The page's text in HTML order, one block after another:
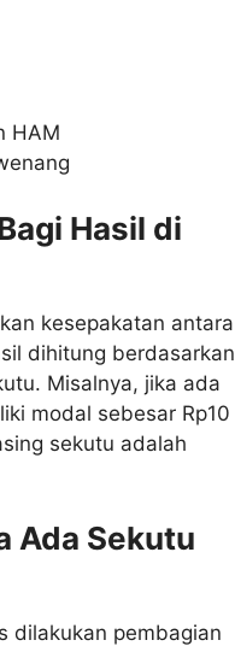
HAM
Hasil di
kesepakatan antara
dihitung berdasarkan
Misalnya, jika ada
modal sebesar Rp10
sekutu adalah
Ada Sekutu
dilakukan pembagian